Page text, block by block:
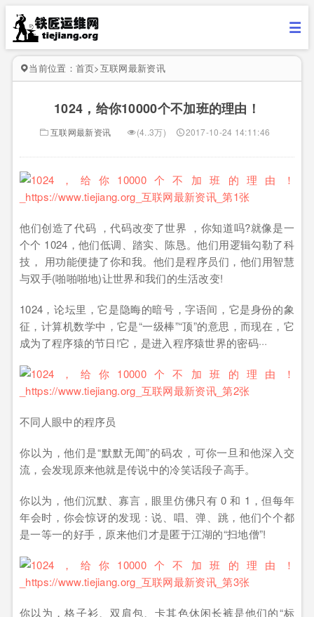
当前位置： 首页>互联网最新资讯
1024，给你10000个不加班的理由！
互联网最新资讯 (4..3万) 2017-10-24 14:11:46
他们创造了代码 ，代码改变了世界 ，你知道吗?就像是一
个个 1024，他们低调、踏实、陈恳。他们用逻辑勾勒了科
技， 用功能便捷了你和我。他们是程序员们，他们用智慧
与双手(啪啪啪地)让世界和我们的生活改变!
1024，论坛里，它是隐晦的暗号，字语间，它是身份的象
征，计算机数学中，它是“一级棒”“顶”的意思，而现在，它
成为了程序猿的节日!它，是进入程序猿世界的密码···
不同人眼中的程序员
你以为，他们是“默默无闻”的码农，可你一旦和他深入交
流，会发现原来他就是传说中的冷笑话段子高手。
你以为，他们沉默、寡言，眼里仿佛只有 0 和 1，但每年
年会时，你会惊讶的发现：说、唱、弹、跳，他们个个都
是一等一的好手，原来他们才是匿于江湖的“扫地僧”!
你以为，格子衫、双肩包、卡其色休闲长裤是他们的“标